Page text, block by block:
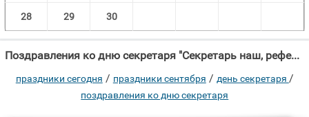
28 29 30
Поздравления ко дню секретаря "Секретарь наш, референт, Получай от нас презент!"
праздники сегодня / праздники сентября / день секретаря /
поздравления ко дню секретаря